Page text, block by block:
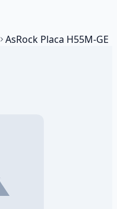
AsRock Placa H55M-GE